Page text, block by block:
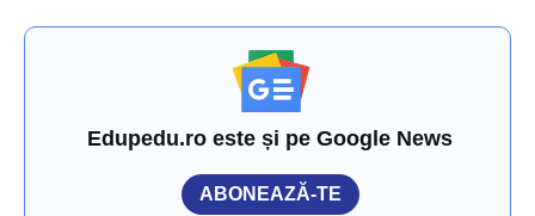
Edupedu.ro este și pe Google News
ABONEAZĂ-TE